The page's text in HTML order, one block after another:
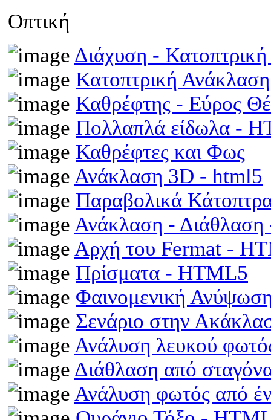
Οπτική
Διάχυση -
Κατοπτρική
Καθρέφτης - Εύρος
Πολλαπλά είδωλα -
Καθρέφτες και Φως
Ανάκλαση 3D - html5
Παραβολικά
Ανάκλαση -
Αρχή του Fermat -
Πρίσματα - HTML5
Φαινομενική
Σενάριο στην
Ανάλυση λευκού
Διάθλαση από
Ανάλυση φωτός από